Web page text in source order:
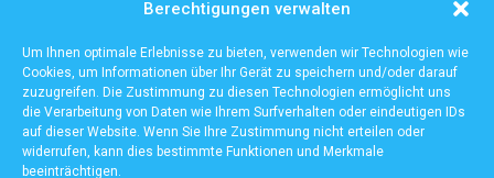
Berechtigungen verwalten
Um Ihnen optimale Erlebnisse zu bieten, verwenden wir Technologien wie
Cookies, um Informationen über Ihr Gerät zu speichern und/oder darauf
zuzugreifen. Die Zustimmung zu diesen Technologien ermöglicht uns
die Verarbeitung von Daten wie Ihrem Surfverhalten oder eindeutigen IDs
auf dieser Website. Wenn Sie Ihre Zustimmung nicht erteilen oder
widerrufen, kann dies bestimmte Funktionen und Merkmale
beeinträchtigen.
Sugaring am ganzen Körper im Kosmetikstudio Hanau
Gibt es besondere risiken beim kauf von ravencoin?